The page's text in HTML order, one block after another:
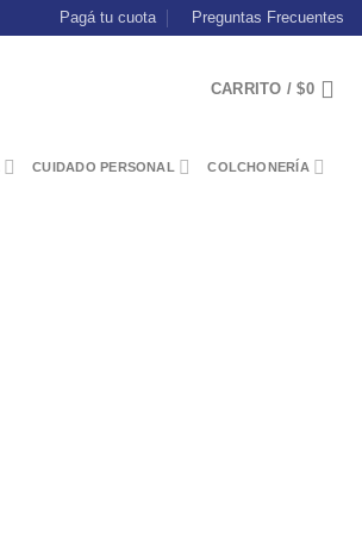
Pagá tu cuota Preguntas Frecuentes
CARRITO /$0
CUIDADO PERSONAL COLCHONERÍA